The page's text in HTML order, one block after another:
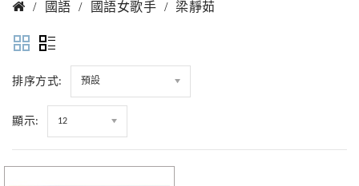
國語 國語女歌手 梁靜茹
排序方式: 預設
顯示: 12